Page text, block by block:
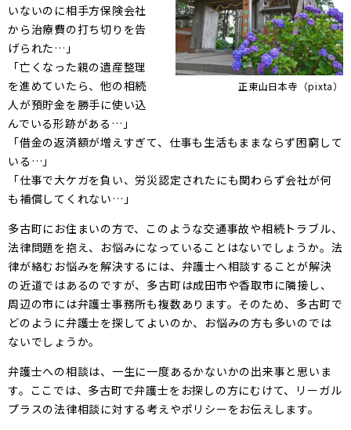
正東山日本寺（pixta）
いないのに相手方保険会社
から治療費の打ち切りを告
げられた…」
「亡くなった親の遺産整理
を進めていたら、他の相続
人が預貯金を勝手に使い込
んでいる形跡がある…」
「借金の返済額が増えすぎて、仕事も生活もままならず困窮して
いる…」
「仕事で大ケガを負い、労災認定されたにも関わらず会社が何
も補償してくれない…」
多古町にお住まいの方で、このような交通事故や相続トラブル、
法律問題を抱え、お悩みになっていることはないでしょうか。法
律が絡むお悩みを解決するには、弁護士へ相談することが解決
の近道ではあるのですが、多古町は成田市や香取市に隣接し、
周辺の市には弁護士事務所も複数あります。そのため、多古町で
どのように弁護士を探してよいのか、お悩みの方も多いのでは
ないでしょうか。
弁護士への相談は、一生に一度あるかないかの出来事と思いま
す。ここでは、多古町で弁護士をお探しの方にむけて、リーガル
プラスの法律相談に対する考えやポリシーをお伝えします。